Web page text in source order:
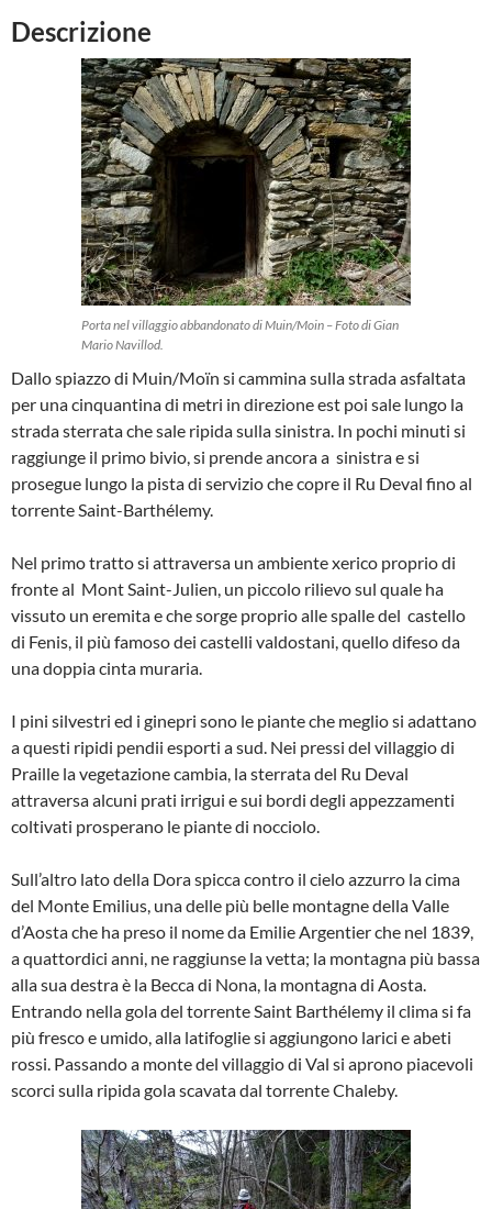
Descrizione
Porta nel villaggio abbandonato di Muin/Moin – Foto di Gian
Mario Navillod.
Dallo spiazzo di Muin/Moïn si cammina sulla strada asfaltata
per una cinquantina di metri in direzione est poi sale lungo la
strada sterrata che sale ripida sulla sinistra. In pochi minuti si
raggiunge il primo bivio, si prende ancora a sinistra e si
prosegue lungo la pista di servizio che copre il Ru Deval fino al
torrente Saint-Barthélemy.
Nel primo tratto si attraversa un ambiente xerico proprio di
fronte al Mont Saint-Julien, un piccolo rilievo sul quale ha
vissuto un eremita e che sorge proprio alle spalle del castello
di Fenis, il più famoso dei castelli valdostani, quello difeso da
una doppia cinta muraria.
I pini silvestri ed i ginepri sono le piante che meglio si adattano
a questi ripidi pendii esporti a sud. Nei pressi del villaggio di
Praille la vegetazione cambia, la sterrata del Ru Deval
attraversa alcuni prati irrigui e sui bordi degli appezzamenti
coltivati prosperano le piante di nocciolo.
Sull’altro lato della Dora spicca contro il cielo azzurro la cima
del Monte Emilius, una delle più belle montagne della Valle
d’Aosta che ha preso il nome da Emilie Argentier che nel 1839,
a quattordici anni, ne raggiunse la vetta; la montagna più bassa
alla sua destra è la Becca di Nona, la montagna di Aosta.
Entrando nella gola del torrente Saint Barthélemy il clima si fa
più fresco e umido, alla latifoglie si aggiungono larici e abeti
rossi. Passando a monte del villaggio di Val si aprono piacevoli
scorci sulla ripida gola scavata dal torrente Chaleby.